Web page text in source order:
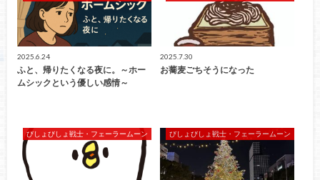
2025.6.24
ふと、帰りたくなる夜に。～ホー
ムシックという優しい感情～
2025.7.30
お蕎麦ごちそうになった
びしょびしょ戦士・フェーラームーン びしょびしょ戦士・フェーラームーン